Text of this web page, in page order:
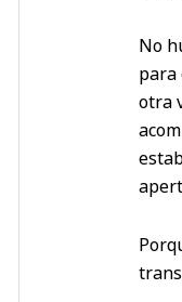
No
para
otra